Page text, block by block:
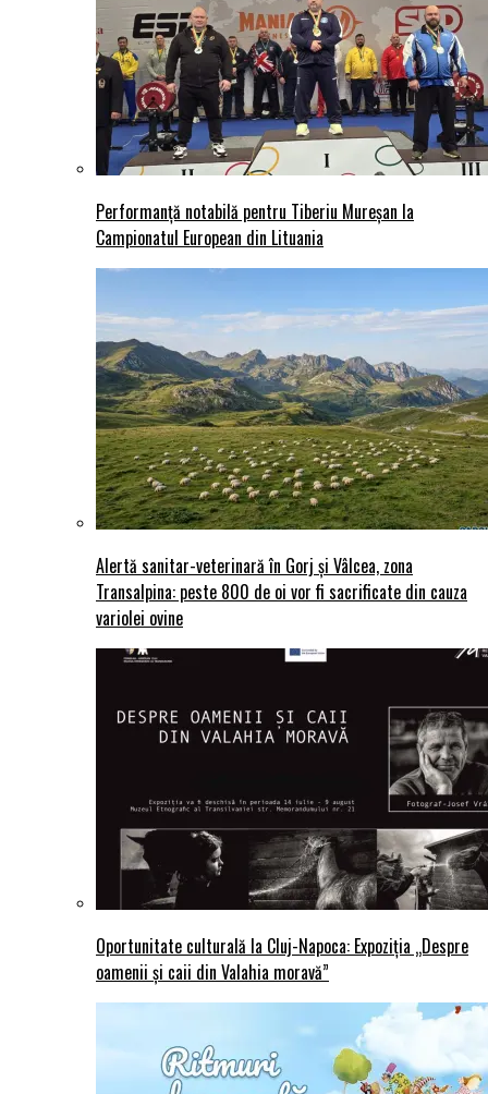
Performanță notabilă pentru Tiberiu Mureșan la
Campionatul European din Lituania
Alertă sanitar-veterinară în Gorj și Vâlcea, zona
Transalpina: peste 800 de oi vor fi sacrificate din cauza
variolei ovine
Oportunitate culturală la Cluj-Napoca: Expoziția „Despre
oamenii și caii din Valahia moravă”